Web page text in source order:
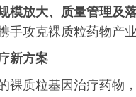
模放大、质量管理及
手攻克裸质粒药物产
新方案
裸质粒基因治疗药物